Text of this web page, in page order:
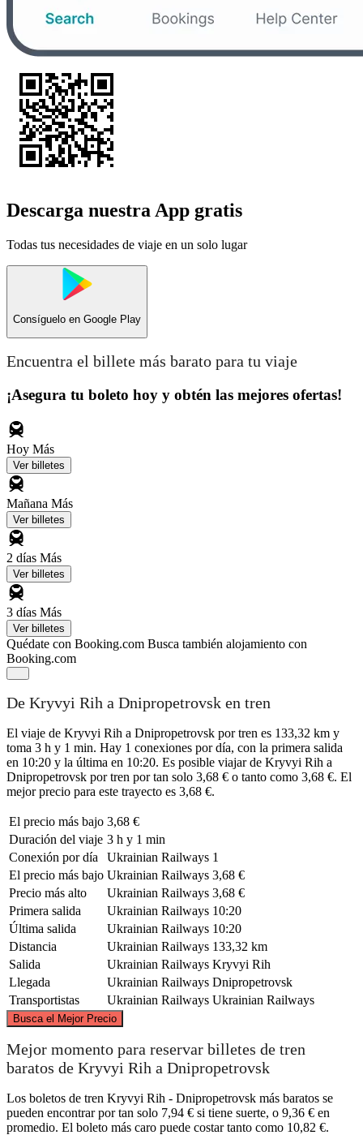
Descarga nuestra App gratis
Todas tus necesidades de viaje en un solo lugar
Consíguelo en Google Play
Encuentra el billete más barato para tu viaje
¡Asegura tu boleto hoy y obtén las mejores ofertas!
Hoy Más
Ver billetes
Mañana Más
Ver billetes
2 días Más
Ver billetes
3 días Más
Ver billetes
Quédate con Booking.com Busca también alojamiento con
Booking.com
De Kryvyi Rih a Dnipropetrovsk en tren
El viaje de Kryvyi Rih a Dnipropetrovsk por tren es 133,32 km y
toma 3 h y 1 min. Hay 1 conexiones por día, con la primera salida
en 10:20 y la última en 10:20. Es posible viajar de Kryvyi Rih a
Dnipropetrovsk por tren por tan solo 3,68 € o tanto como 3,68 €. El
mejor precio para este trayecto es 3,68 €.
El precio más bajo 3,68 €
Duración del viaje 3 h y 1 min
Conexión por día
Ukrainian Railways 1
El precio más bajo Ukrainian Railways 3,68 €
Precio más alto
Ukrainian Railways 3,68 €
Primera salida
Ukrainian Railways 10:20
Última salida
Ukrainian Railways 10:20
Distancia
Ukrainian Railways 133,32 km
Salida
Ukrainian Railways Kryvyi Rih
Llegada
Ukrainian Railways Dnipropetrovsk
Transportistas
Ukrainian Railways Ukrainian Railways
Busca el Mejor Precio
Dnipropetrovsk
©CARTO, ©OpenStreetMapcontributors
Mejor momento para reservar billetes de tren
baratos de Kryvyi Rih a Dnipropetrovsk
Los boletos de tren Kryvyi Rih - Dnipropetrovsk más baratos se
pueden encontrar por tan solo 7,94 € si tiene suerte, o 9,36 € en
promedio. El boleto más caro puede costar tanto como 10,82 €.